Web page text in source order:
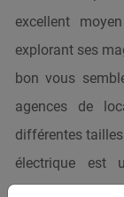
excellent
explorant ses
bon vous
agences de
différentes
électrique est